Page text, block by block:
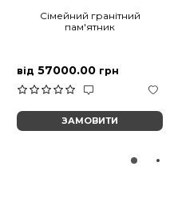
Сімейний гранітний
пам'ятник
від 57000.00 грн
ЗАМОВИТИ